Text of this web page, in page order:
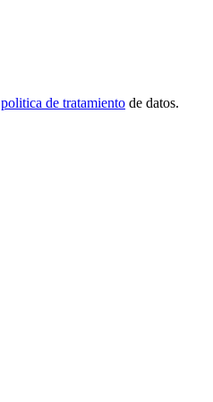
politica de tratamiento de datos.